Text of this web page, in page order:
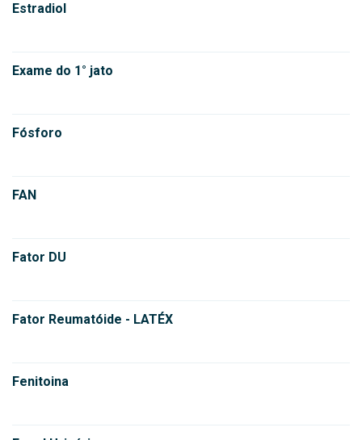
Estradiol
Exame do 1° jato
Fósforo
FAN
Fator DU
Fator Reumatóide - LATÉX
Fenitoina